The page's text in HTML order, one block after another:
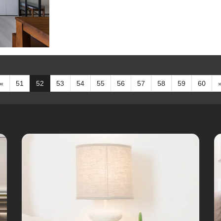
51 52 53 54 55 56 57 58 59 60